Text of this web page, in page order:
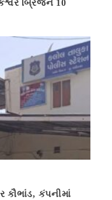
બ્રિજને 10
કૌભાંડ, કંપનીમાં